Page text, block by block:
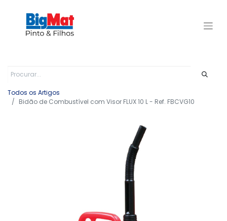
Todos os Artigos
Bidão de Combustível com Visor FLUX 10 L - Ref. FBCVG10